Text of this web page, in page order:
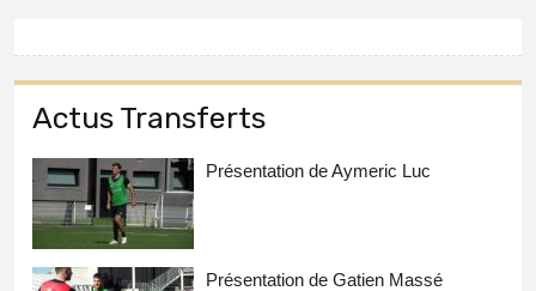
Actus Transferts
Présentation de Aymeric Luc
Présentation de Gatien Massé